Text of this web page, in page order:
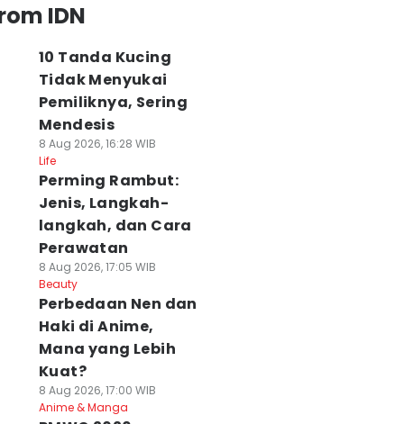
IDN
10 Tanda Kucing
Tidak Menyukai
Pemiliknya, Sering
Mendesis
8 Aug 2026, 16:28 WIB
Life
Perming Rambut:
Jenis, Langkah-
langkah, dan Cara
Perawatan
8 Aug 2026, 17:05 WIB
Beauty
Perbedaan Nen dan
Haki di Anime,
Mana yang Lebih
Kuat?
8 Aug 2026, 17:00 WIB
Anime & Manga